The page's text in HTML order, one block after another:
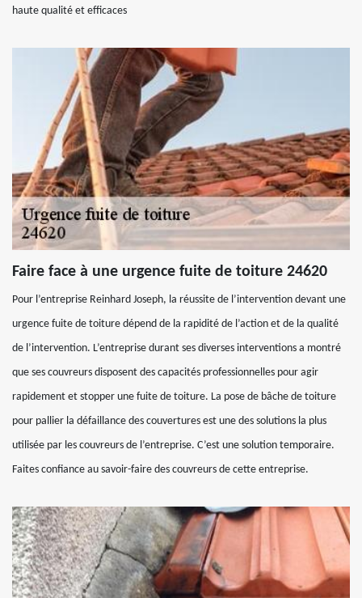
haute qualité et efficaces
Faire face à une urgence fuite de toiture 24620
Pour l’entreprise Reinhard Joseph, la réussite de l’intervention devant une
urgence fuite de toiture dépend de la rapidité de l’action et de la qualité
de l’intervention. L’entreprise durant ses diverses interventions a montré
que ses couvreurs disposent des capacités professionnelles pour agir
rapidement et stopper une fuite de toiture. La pose de bâche de toiture
pour pallier la défaillance des couvertures est une des solutions la plus
utilisée par les couvreurs de l’entreprise. C’est une solution temporaire.
Faites confiance au savoir-faire des couvreurs de cette entreprise.